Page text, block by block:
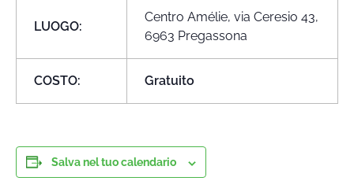
LUOGO:
Centro Amélie, via Ceresio 43,
6963 Pregassona
COSTO: Gratuito
Salva nel tuo calendario